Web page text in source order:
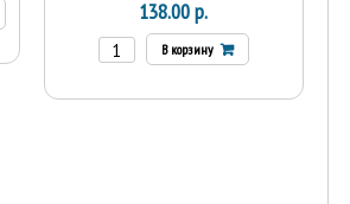
138.00 р.
В корзину